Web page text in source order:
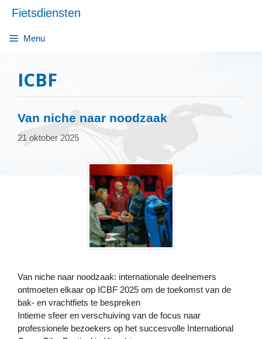
naar
inhoud
Fietsdiensten
Menu
ICBF
Van niche naar noodzaak
21 oktober 2025
Van niche naar noodzaak: internationale deelnemers
ontmoeten elkaar op ICBF 2025 om de toekomst van de
bak- en vrachtfiets te bespreken
Intieme sfeer en verschuiving van de focus naar
professionele bezoekers op het succesvolle International